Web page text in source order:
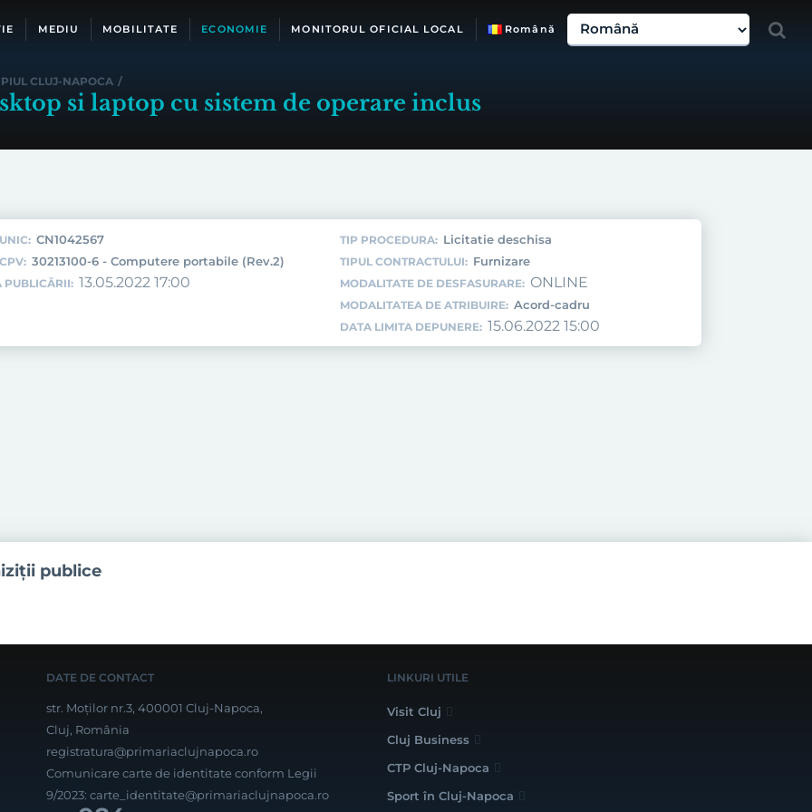
MEDIU MOBILITATE ECONOMIE MONITORUL OFICIAL LOCAL Română
CLUJ-NAPOCA /
si laptop cu sistem de operare inclus
CN1042567
30213100-6 - Computere portabile (Rev.2)
PUBLICĂRII: 13.05.2022 17:00
TIP PROCEDURA: Licitatie deschisa
TIPUL CONTRACTULUI: Furnizare
MODALITATE DE DESFASURARE: ONLINE
MODALITATEA DE ATRIBUIRE: Acord-cadru
DATA LIMITA DEPUNERE: 15.06.2022 15:00
publice
DATE DE CONTACT
str. Moților nr.3, 400001 Cluj-Napoca,
Cluj, România
registratura@primariaclujnapoca.ro
Comunicare carte de identitate conform Legii
9/2023: carte_identitate@primariaclujnapoca.ro
LINKURI UTILE
Visit Cluj
Cluj Business
CTP Cluj-Napoca
Sport în Cluj-Napoca